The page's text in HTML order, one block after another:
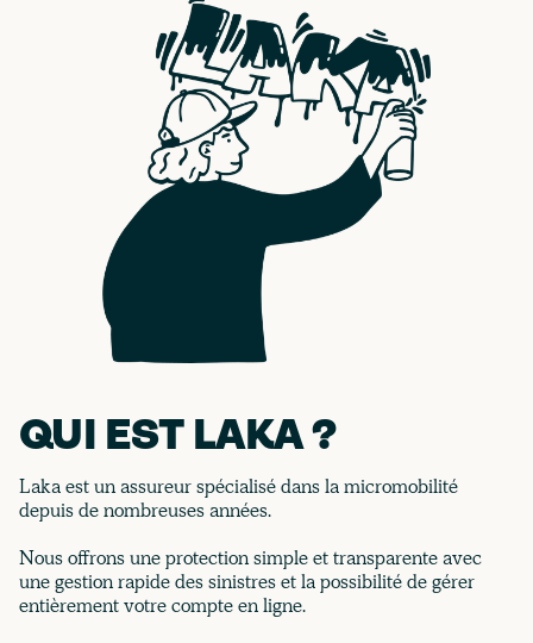
QUI EST LAKA ?
Laka est un assureur spécialisé dans la micromobilité
depuis de nombreuses années.
Nous offrons une protection simple et transparente avec
une gestion rapide des sinistres et la possibilité de gérer
entièrement votre compte en ligne.